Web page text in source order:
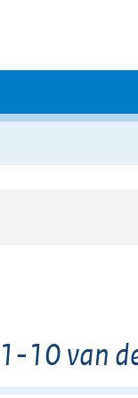
1-10 van